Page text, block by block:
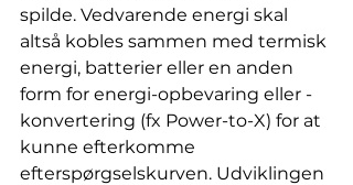
spilde. Vedvarende energi skal
altså kobles sammen med termisk
energi, batterier eller en anden
form for energi-opbevaring eller -
konvertering (fx Power-to-X) for at
kunne efterkomme
efterspørgselskurven. Udviklingen